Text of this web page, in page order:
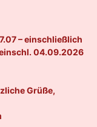
– einschließlich
04.09.2026
Grüße,